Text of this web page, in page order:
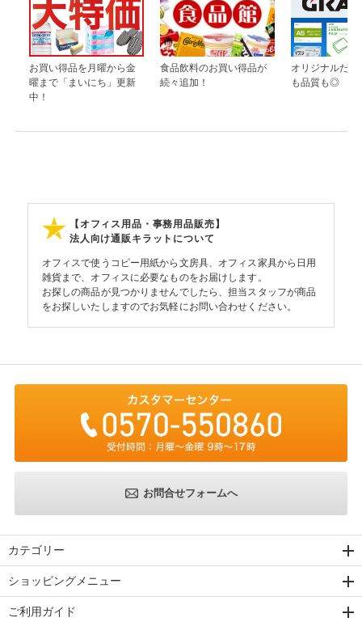
お買い得品を月曜から金
曜まで「まいにち」更新
中！
食品飲料のお買い得品が
続々追加！
オリジナルだか
も品質も◎
【オフィス用品・事務用品販売】
法人向け通販キラットについて
オフィスで使うコピー用紙から文房具、オフィス家具から日用
雑貨まで、オフィスに必要なものをお届けします。
お探しの商品が見つかりませんでしたら、担当スタッフが商品
をお探しいたしますのでお気軽にお問い合わせください。
お問合せフォームへ
カテゴリー
ショッピングメニュー
ご利用ガイド